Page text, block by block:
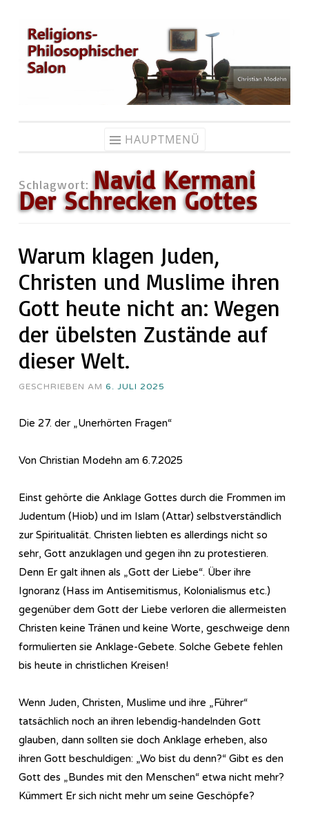
Zum
Inhalt
springen
HAUPTMENÜ
Schlagwort: Navid Kermani
Der Schrecken Gottes
Warum klagen Juden,
Christen und Muslime ihren
Gott heute nicht an: Wegen
der übelsten Zustände auf
dieser Welt.
GESCHRIEBEN AM 6. JULI 2025
Die 27. der „Unerhörten Fragen“
Von Christian Modehn am 6.7.2025
Einst gehörte die Anklage Gottes durch die Frommen im
Judentum (Hiob) und im Islam (Attar) selbstverständlich
zur Spiritualität. Christen liebten es allerdings nicht so
sehr, Gott anzuklagen und gegen ihn zu protestieren.
Denn Er galt ihnen als „Gott der Liebe“. Über ihre
Ignoranz (Hass im Antisemitismus, Kolonialismus etc.)
gegenüber dem Gott der Liebe verloren die allermeisten
Christen keine Tränen und keine Worte, geschweige denn
formulierten sie Anklage-Gebete. Solche Gebete fehlen
bis heute in christlichen Kreisen!
Wenn Juden, Christen, Muslime und ihre „Führer“
tatsächlich noch an ihren lebendig-handelnden Gott
glauben, dann sollten sie doch Anklage erheben, also
ihren Gott beschuldigen: „Wo bist du denn?“ Gibt es den
Gott des „Bundes mit den Menschen“ etwa nicht mehr?
Kümmert Er sich nicht mehr um seine Geschöpfe?